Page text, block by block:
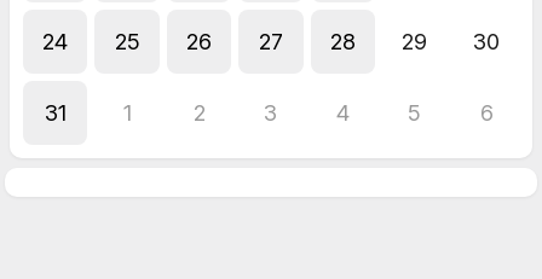
24 25 26 27 28 29 30
31 1 2 3 4 5 6